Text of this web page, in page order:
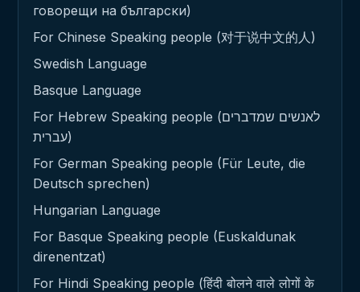
говорещи на български)
For Chinese Speaking people (对于说中文的人)
Swedish Language
Basque Language
For Hebrew Speaking people (לאנשים שמדברים
עברית)
For German Speaking people (Für Leute, die
Deutsch sprechen)
Hungarian Language
For Basque Speaking people (Euskaldunak
direnentzat)
For Hindi Speaking people (हिंदी बोलने वाले लोगों के